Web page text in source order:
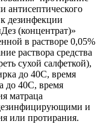
дезинфекции
(концентрат)»
в растворе 0,05%
раствора средства
сухой салфеткой),
до 40С, время
до 40С, время
матраца
и
или протирания.